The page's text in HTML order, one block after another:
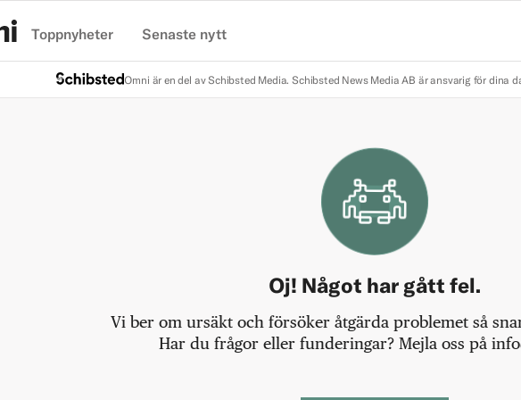
Toppnyheter Senaste nytt
Omni är en del av Schibsted Media. Schibsted News Media AB är ansvarig för dina
Oj! Något har gått fel.
Vi ber om ursäkt och försöker åtgärda problemet så
Har du frågor eller funderingar? Mejla oss på